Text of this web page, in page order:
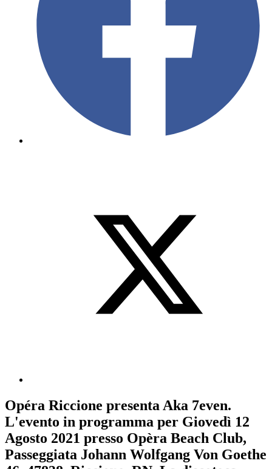
Opéra Riccione presentaAka 7even.
L'evento in programma per Giovedì 12
Agosto 2021 presso Opèra Beach Club,
Passeggiata Johann Wolfgang Von Goethe